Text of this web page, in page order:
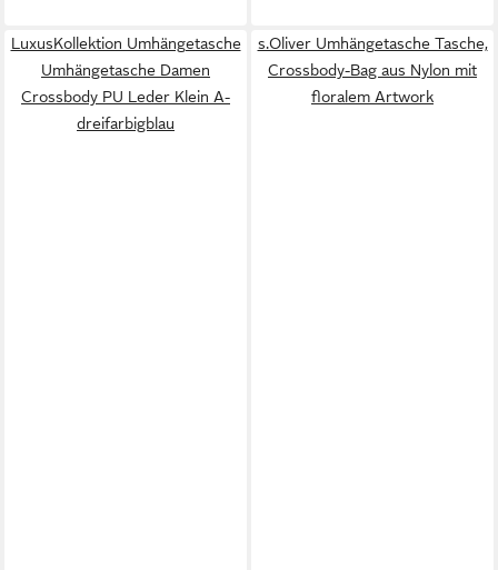
LuxusKollektion Umhängetasche
Umhängetasche Damen
Crossbody PU Leder Klein A-
dreifarbigblau
s.Oliver Umhängetasche Tasche,
Crossbody-Bag aus Nylon mit
floralem Artwork